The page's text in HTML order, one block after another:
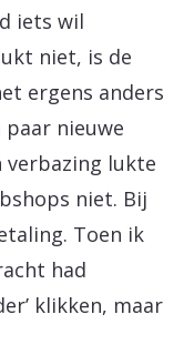
iets wil
niet, is de
ergens anders
nieuwe
verbazing lukte
niet. Bij
Toen ik
had
klikken, maar